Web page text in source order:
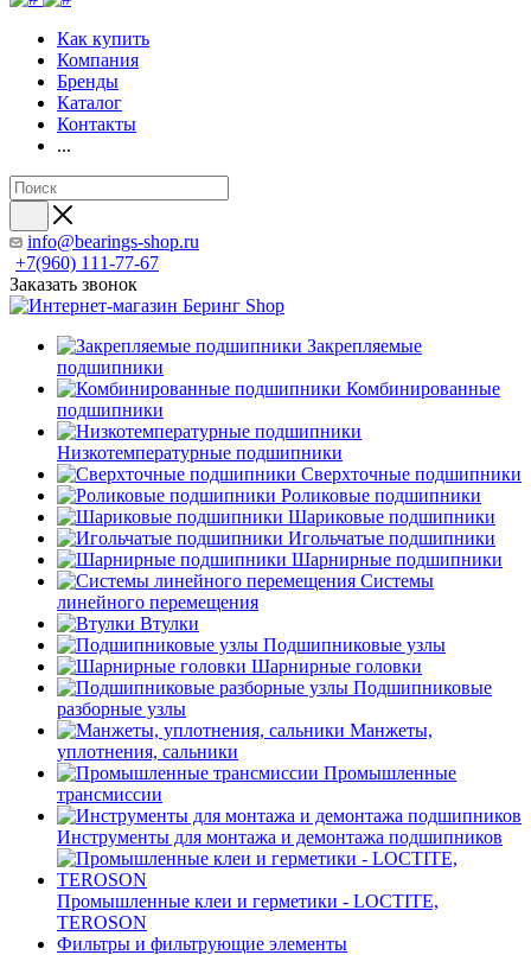
Как купить
Компания
Бренды
Каталог
Контакты
...
info@bearings-shop.ru
+7(960) 111-77-67
Заказать звонок
Закрепляемые
подшипники
Комбинированные
подшипники
Низкотемпературные подшипники
Сверхточные подшипники
Роликовые подшипники
Шариковые подшипники
Игольчатые подшипники
Шарнирные подшипники
Системы
линейного перемещения
Втулки
Подшипниковые узлы
Шарнирные головки
Подшипниковые
разборные узлы
Манжеты,
уплотнения, сальники
Промышленные
трансмиссии
Инструменты для монтажа и демонтажа подшипников
Промышленные клеи и герметики - LOCTITE,
TEROSON
Фильтры и фильтрующие элементы